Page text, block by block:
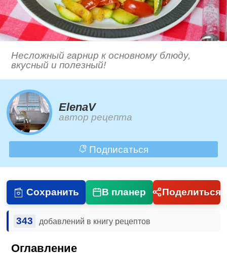
Несложный гарнир к основному блюду,
вкусный и полезный!
ElenaV
автор рецепта
Подписаться
Сохранить В планер Поделиться
343 добавлений в книгу рецептов
Оглавление